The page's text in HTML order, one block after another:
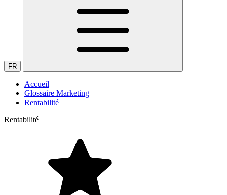
FR
Accueil
Glossaire Marketing
Rentabilité
Rentabilité